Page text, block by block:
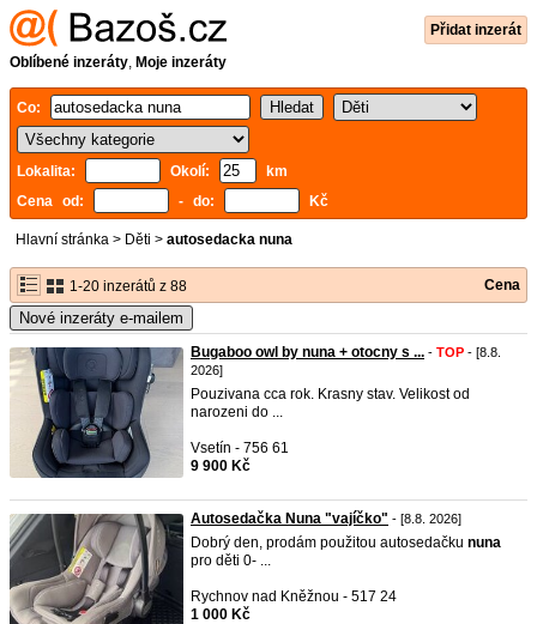
Přidat inzerát
Oblíbené inzeráty, Moje inzeráty
Co:
Lokalita: Okolí:
km
Cena od:
- do: Kč
Hlavní stránka > Děti > autosedacka nuna
1-20 inzerátů z 88 Cena
Nové inzeráty e-mailem
Bugaboo owl by nuna + otocny s ... - TOP - [8.8.
2026]
Pouzivana cca rok. Krasny stav. Velikost od
narozeni do ...
Vsetín - 756 61
9 900 Kč
Autosedačka Nuna "vajíčko" - [8.8. 2026]
Dobrý den, prodám použitou autosedačku nuna
pro děti 0- ...
Rychnov nad Kněžnou - 517 24
1 000 Kč